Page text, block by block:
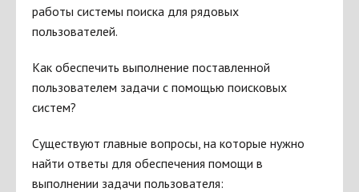
работы системы поиска для рядовых
пользователей.
Как обеспечить выполнение поставленной
пользователем задачи с помощью поисковых
систем?
Существуют главные вопросы, на которые нужно
найти ответы для обеспечения помощи в
выполнении задачи пользователя: